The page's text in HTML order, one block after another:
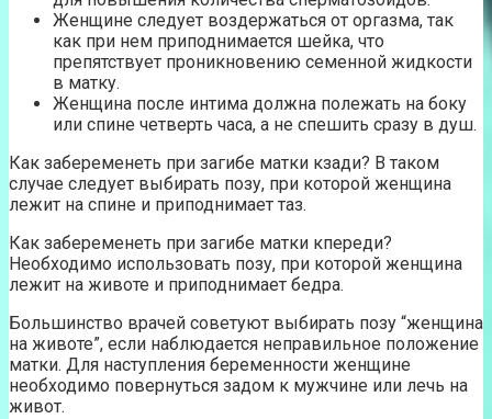
Женщине следует воздержаться от оргазма, так
как при нем приподнимается шейка, что
препятствует проникновению семенной жидкости
в матку.
Женщина после интима должна полежать на боку
или спине четверть часа, а не спешить сразу в душ.
Как забеременеть при загибе матки кзади? В таком
случае следует выбирать позу, при которой женщина
лежит на спине и приподнимает таз.
Как забеременеть при загибе матки кпереди?
Необходимо использовать позу, при которой женщина
лежит на животе и приподнимает бедра.
Большинство врачей советуют выбирать позу “женщина
на животе”, если наблюдается неправильное положение
матки. Для наступления беременности женщине
необходимо повернуться задом к мужчине или лечь на
живот.